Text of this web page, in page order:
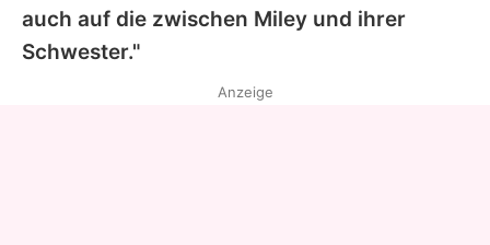
auch auf die zwischen Miley und ihrer
Schwester."
Anzeige